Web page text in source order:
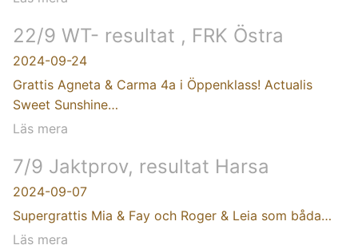
22/9 WT- resultat , FRK Östra
2024-09-24
Grattis Agneta & Carma 4a i Öppenklass! Actualis
Sweet Sunshine…
Läs mera
7/9 Jaktprov, resultat Harsa
2024-09-07
Supergrattis Mia & Fay och Roger & Leia som båda…
Läs mera